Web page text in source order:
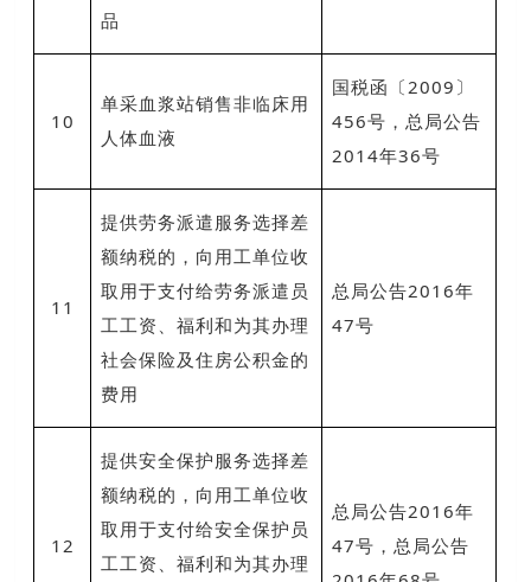
品
10
单采血浆站销售非临床用
人体血液
国税函〔2009〕
456号，总局公告
2014年36号
11
提供劳务派遣服务选择差
额纳税的，向用工单位收
取用于支付给劳务派遣员
工工资、福利和为其办理
社会保险及住房公积金的
费用
总局公告2016年
47号
12
提供安全保护服务选择差
额纳税的，向用工单位收
取用于支付给安全保护员
工工资、福利和为其办理
总局公告2016年
47号，总局公告